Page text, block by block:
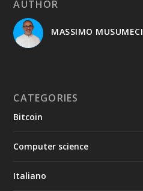
AUTHOR
MASSIMO MUSUMECI
CATEGORIES
Bitcoin
Computer science
Italiano